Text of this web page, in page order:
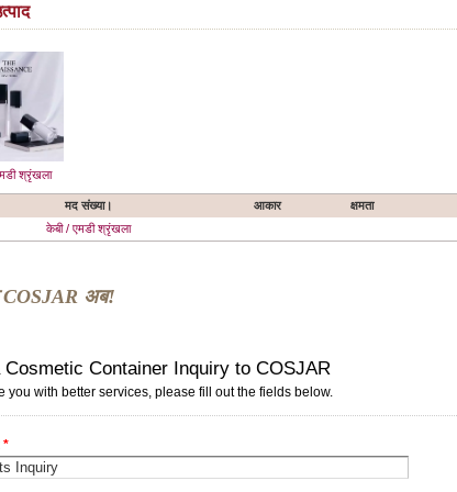
श्रृंखला
मद संख्या। आकार क्षमता
केबी / एमडी श्रृंखला
COSJAR अब!